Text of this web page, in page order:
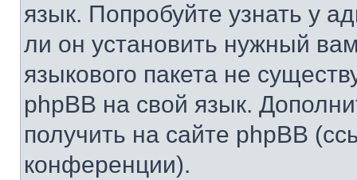
язык. Попробуйте узнать у
ли он установить нужный
языкового пакета не
phpBB на свой язык.
получить на сайте phpBB
конференции).